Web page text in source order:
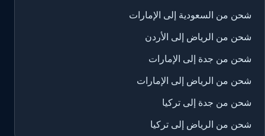
شحن من السعودية إلى الإمارات
شحن من الرياض إلى الأردن
شحن من جدة إلى الإمارات
شحن من الرياض إلى الإمارات
شحن من جدة إلى تركيا
شحن من الرياض إلى تركيا